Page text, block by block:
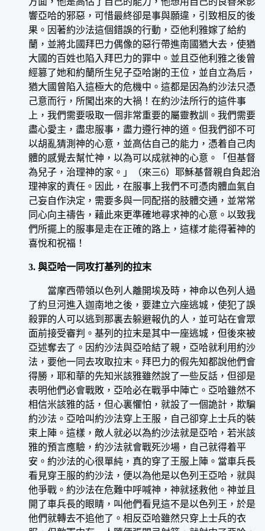
響亞哈的邪惡，可惜最終卻是事與願違，引致相反的後
果。因著約沙法這個錯誤的行動，亞他利雅嫁了給約
蘭，並將北國拜巴力偶像的惡行帶進南國猶大去，使猶
大國的百姓也陷入拜巴力的罪中。並且亞他利雅之後曾
經篡了她和約蘭所生兒子亞哈謝的王位，並自立為后，
猶大國曾陷入這極大的危機中。這都是因為約沙法只憑
己意而行，所闖出來的大禍！在約沙法所行的這件事
上，我們需要吸取一個非常重要的屬靈教訓。我們需要
盡心愛主，盡忠服事，盡力遵行神的道。但我們卻不可
以胡亂猜測神的心意，並高估自己的能力，憑着自己肉
體的感覺去幫忙神，以為可以成就神的心意。「但基督
為兒子，治理神的家。」（來三6）耶穌基督親自負起治
理神家的責任。因此，在服事上我們不可憑肉體血氣自
己妄自作決定，需要多與一同配搭的肢體交通，並常常
同心向主禱告，藉此來更準確地尋求神的心意。以致我
們所擺上的服事是走在正確的路上，這樣才能得著神的
喜悅和祝福！
3. 與亞哈一同攻打基列的拉末
當摩西帶領以色列人離開埃及時，神命以色列人過
了約旦河進入迦南地之後，要建立六座逃城，使犯了誤
殺罪的人可以逃到那裏去躲避報仇的人，並可站在會眾
面前接受審判。基列的拉末是其中一座逃城，但後來被
亞述奪去了。因約沙法與亞哈結了親，亞哈就利用約沙
法，要他一同去攻取拉末。拜巴力的假先知都說他們會
得勝，耶和華的先知米該雅雖然說了一些反話，但卻是
表明他們必會戰敗，亞哈必在戰爭中陣亡。亞哈雖然不
相信米該雅的話，但心裏懼怕，就設了一個詭計，欺騙
約沙法。亞哈叫約沙法穿上王服，自己卻穿上士兵的裝
束上陣。這樣，敵人就必以為約沙法就是亞哈，若米該
雅的預言應驗，約沙法就會戰死沙場，自己就得着平
安。約沙法的心很單純，真的穿了王服上陣。當車兵長
看見穿王服的約沙法，便以為他是以色列王亞哈，就與
他爭戰。約沙法在危難中呼喊神，神就拯救他。神並且
開了車兵長的眼睛，叫他們看見這不是以色列王，於是
他們就轉去不追他了。相反亞哈雖然只穿上士兵的衣